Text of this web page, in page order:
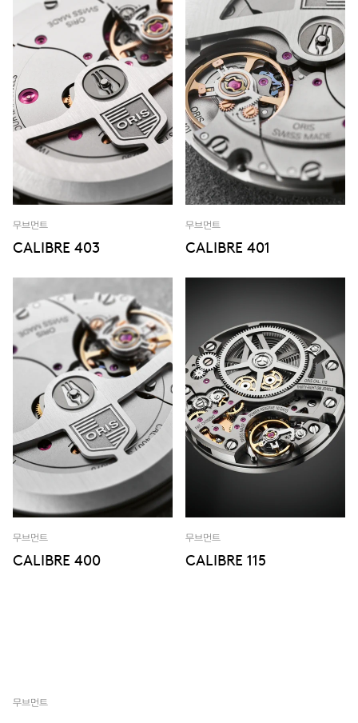
무브먼트
CALIBRE 403
무브먼트
CALIBRE 401
무브먼트
CALIBRE 400
무브먼트
CALIBRE 115
무브먼트